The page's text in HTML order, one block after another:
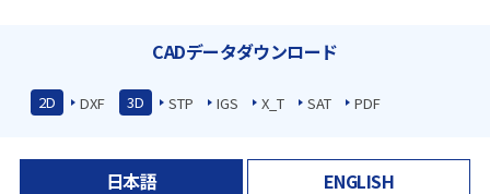
CADデータダウンロード
2D DXF 3D STP IGS X_T SAT PDF
日本語
ENGLISH